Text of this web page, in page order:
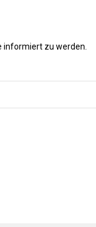
informiert zu werden.